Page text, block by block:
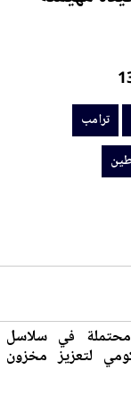
ترامب
في سلاسل
لتعزيز مخزون